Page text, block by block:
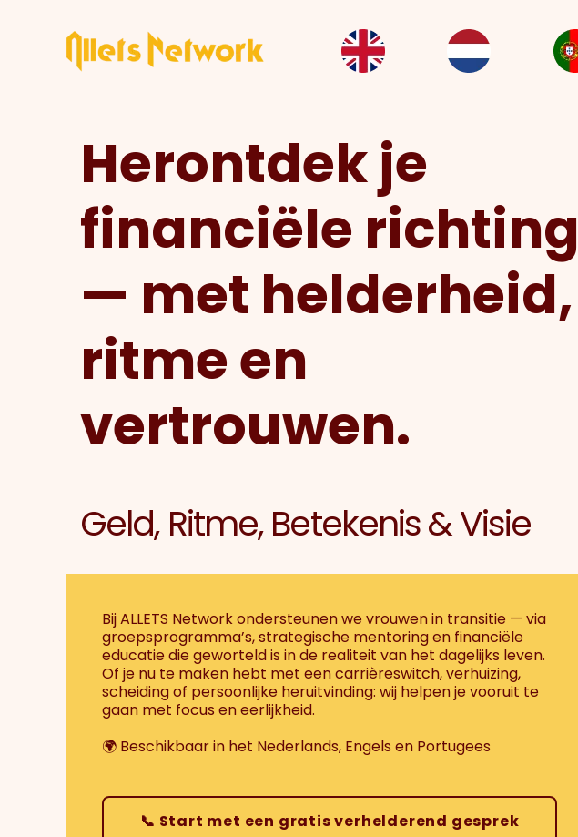
Herontdek je
financiële richting
— met helderheid,
ritme en
vertrouwen.
Geld, Ritme, Betekenis & Visie
Bij ALLETS Network ondersteunen we vrouwen in transitie — via
groepsprogramma’s, strategische mentoring en financiële
educatie die geworteld is in de realiteit van het dagelijks leven.
Of je nu te maken hebt met een carrièreswitch, verhuizing,
scheiding of persoonlijke heruitvinding: wij helpen je vooruit te
gaan met focus en eerlijkheid.
🌍 Beschikbaar in het Nederlands, Engels en Portugees
📞 Start met een gratis verhelderend gesprek